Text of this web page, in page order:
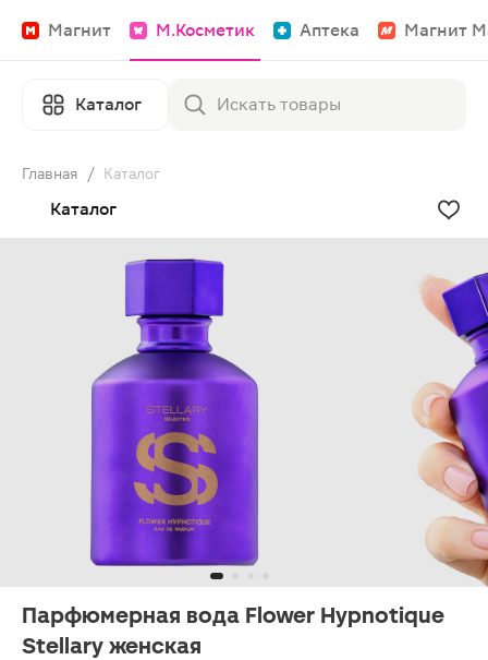
Магнит М.Косметик Аптека Магнит
Каталог
Главная / Каталог
Каталог
Парфюмерная вода Flower Hypnotique
Stellary женская